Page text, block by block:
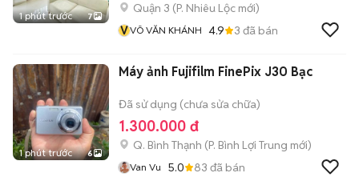
1 phút trước 7
Quận 3 (P. Nhiêu Lộc mới)
VVÕ VĂN KHÁNH 4.9 3 đã bán
1 phút trước 6
Máy ảnh Fujifilm FinePix J30 Bạc
Đã sử dụng (chưa sửa chữa)
1.300.000 đ
Q. Bình Thạnh (P. Bình Lợi Trung mới)
Van Vu 5.0 83 đã bán